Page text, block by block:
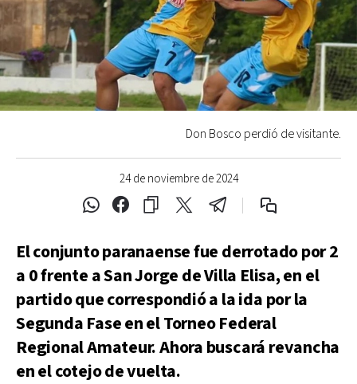
24 de noviembre de 2024
Don Bosco perdió de visitante.
El conjunto paranaense fue derrotado por 2
a 0 frente a San Jorge de Villa Elisa, en el
partido que correspondió a la ida por la
Segunda Fase en el Torneo Federal
Regional Amateur. Ahora buscará revancha
en el cotejo de vuelta.